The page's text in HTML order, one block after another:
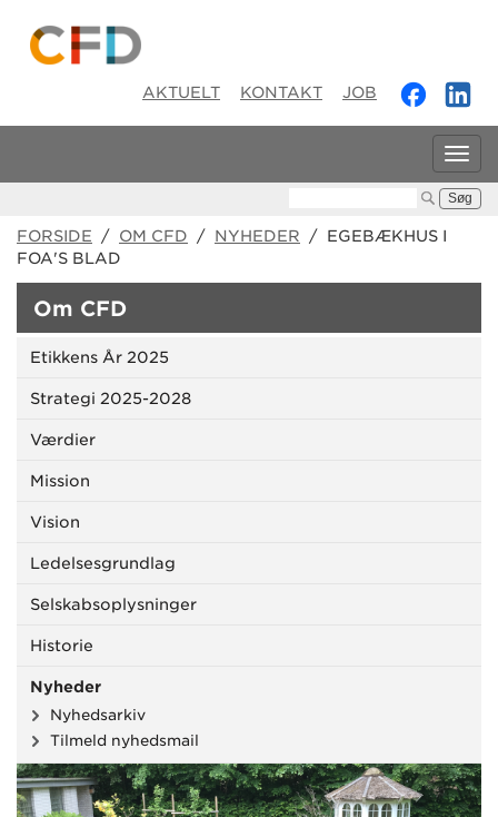
AKTUELT KONTAKT JOB
FORSIDE / OM CFD / NYHEDER / EGEBÆKHUS I
FOA'S BLAD
Om CFD
Etikkens År 2025
Strategi 2025-2028
Værdier
Mission
Vision
Ledelsesgrundlag
Selskabsoplysninger
Historie
Nyheder
Nyhedsarkiv
Tilmeld nyhedsmail